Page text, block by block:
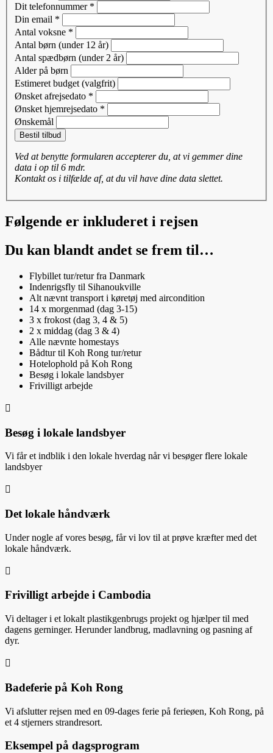
Dit telefonnummer *
Din email *
Antal voksne *
Antal børn (under 12 år)
Antal spædbørn (under 2 år)
Alder på børn
Estimeret budget (valgfrit)
Ønsket afrejsedato *
Ønsket hjemrejsedato *
Ønskemål
Bestil tilbud
Ved at benytte formularen accepterer du, at vi gemmer dine
data i op til 6 mdr.
Kontakt os i tilfælde af, at du vil have dine data slettet.
Følgende er inkluderet i rejsen
Du kan blandt andet se frem til…
Flybillet tur/retur fra Danmark
Indenrigsfly til Sihanoukville
Alt nævnt transport i køretøj med aircondition
14 x morgenmad (dag 3-15)
3 x frokost (dag 3, 4 & 5)
2 x middag (dag 3 & 4)
Alle nævnte homestays
Bådtur til Koh Rong tur/retur
Hotelophold på Koh Rong
Besøg i lokale landsbyer
Frivilligt arbejde

Besøg i lokale landsbyer
Vi får et indblik i den lokale hverdag når vi besøger flere lokale
landsbyer

Det lokale håndværk
Under nogle af vores besøg, får vi lov til at prøve kræfter med det
lokale håndværk.

Frivilligt arbejde i Cambodia
Vi deltager i et lokalt plastikgenbrugs projekt og hjælper til med
dagens gerninger. Herunder landbrug, madlavning og pasning af
dyr.

Badeferie på Koh Rong
Vi afslutter rejsen med en 09-dages ferie på ferieøen, Koh Rong, på
et 4 stjerners strandresort.
Eksempel på dagsprogram